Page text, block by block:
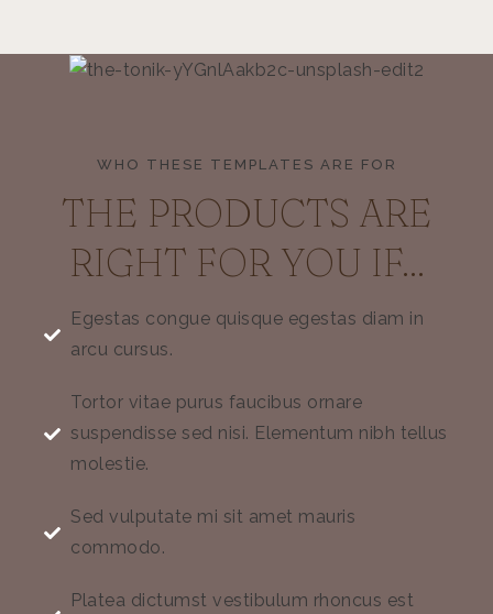
WHO THESE TEMPLATES ARE FOR
THE PRODUCTS ARE
RIGHT FOR YOU IF...
Egestas congue quisque egestas diam in
arcu cursus.
Tortor vitae purus faucibus ornare
suspendisse sed nisi. Elementum nibh tellus
molestie.
Sed vulputate mi sit amet mauris
commodo.
Platea dictumst vestibulum rhoncus est